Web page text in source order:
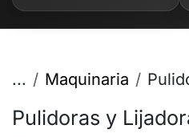
... Maquinaria
Pulidoras y